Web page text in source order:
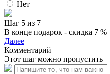
Нет
Шаг 5 из 7
В конце подарок - скидка 7 %
Далее
Комментарий
Этот шаг можно пропустить